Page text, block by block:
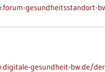
gesundheitsstandort-
gesundheit-bw.de/